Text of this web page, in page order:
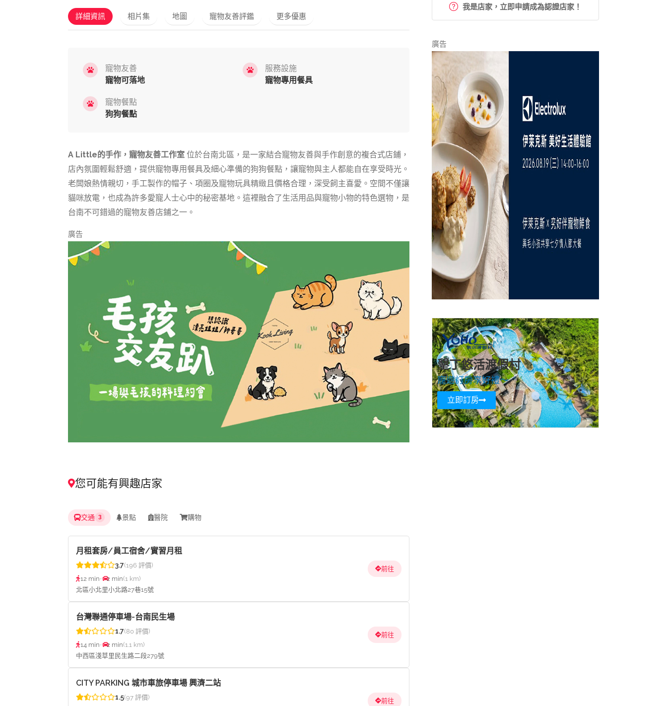
詳細資訊 相片集 地圖 寵物友善評鑑 更多優惠
寵物友善
寵物可落地
服務設施
寵物專用餐具
寵物餐點
狗狗餐點
A Little的手作，寵物友善工作室 位於台南北區，是一家結合寵物友善與手作創意的複合式店鋪，
店內氛圍輕鬆舒適，提供寵物專用餐具及細心準備的狗狗餐點，讓寵物與主人都能自在享受時光。
老闆娘熱情親切，手工製作的帽子、項圈及寵物玩具精緻且價格合理，深受飼主喜愛。空間不僅讓
貓咪放電，也成為許多愛寵人士心中的秘密基地。這裡融合了生活用品與寵物小物的特色選物，是
台南不可錯過的寵物友善店鋪之一。
廣告
您可能有興趣店家
交通 3 景點 醫院 購物
月租套房/員工宿舍/實習月租
3.7(196 評價)
12 min• 2 min(1 km)
北區小北里小北路27巷15號
前往
台灣聯通停車場-台南民生場
1.7(80 評價)
14 min• 2 min(1.1 km)
中西區淺草里民生路二段279號
前往
CITY PARKING 城市車旅停車場 興濟二站
1.5(97 評價)
前往
我是店家，立即申請成為認證店家！
廣告
墾丁悠活渡假村
寵遊訂房享好禮～
立即訂房